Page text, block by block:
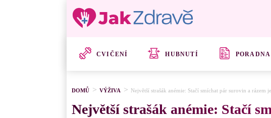
CVIČENÍ HUBNUTÍ PORADNA
DOMŮ VÝŽIVA Největší strašák anémie: Stačí smíchat pár surovin a rázem
Největší strašák anémie: Stačí